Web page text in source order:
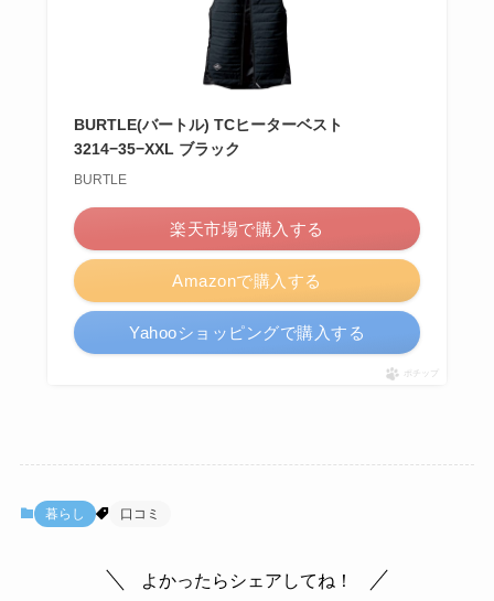
BURTLE(バートル) TCヒーターベスト
3214−35−XXL ブラック
BURTLE
Amazonで購入する
楽天市場で購入する
Yahooショッピングで購入する
ポチップ
暮らし 口コミ
よかったらシェアしてね！